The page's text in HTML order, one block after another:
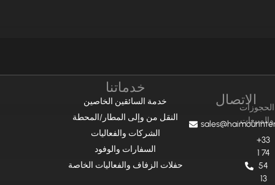
الاتصالالحجوزات
والمبيعات
+33
1 74
54
13
خدماتنا
خدمة السائقين الخاصين
النقل من وإلى المطار/المحطة
الشركات والفعاليات
السفارات والوفود
حفلات الزفاف والفعاليات الخاصة